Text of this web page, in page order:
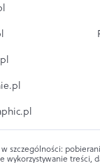
szczególności:
wykorzystywanie treści,